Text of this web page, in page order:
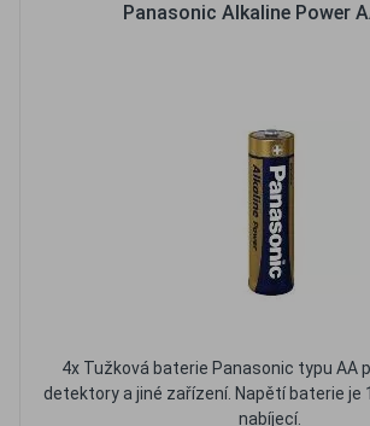
Panasonic Alkaline Power
4x Tužková baterie Panasonic typu AA
detektory a jiné zařízení. Napětí baterie je
nabíjecí.